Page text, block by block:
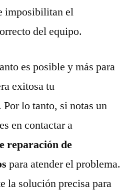
imposibilitan el
del equipo.
es posible y más para
exitosa tu
lo tanto, si notas un
en contactar a
reparación de
para atender el problema.
la solución precisa para